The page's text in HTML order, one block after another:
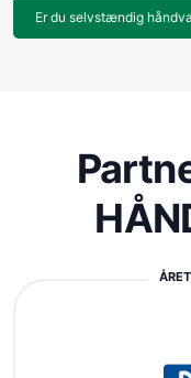
Er du selvstændig